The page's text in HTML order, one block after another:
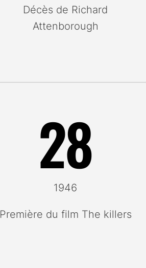
Décès de Richard
Attenborough
28
1946
Première du film The killers